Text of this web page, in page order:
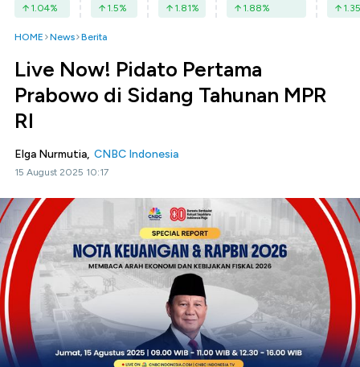
1.04% 1.5% 1.81% 1.88% 1.35
HOME News Berita
Live Now! Pidato Pertama
Prabowo di Sidang Tahunan MPR
RI
Elga Nurmutia, CNBC Indonesia
15 August 2025 10:17